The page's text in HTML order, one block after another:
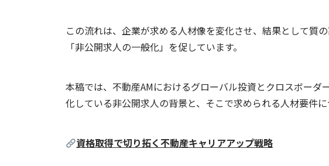
この流れは、企業が求める人材像を変化させ、結果として質
「非公開求人の一般化」を促しています。
本稿では、不動産AMにおけるグローバル投資とクロスボー
化している非公開求人の背景と、そこで求められる人材要件に
資格取得で切り拓く不動産キャリアアップ戦略